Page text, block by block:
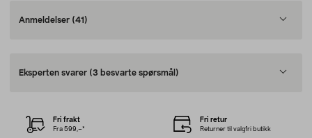
Anmeldelser (41)
Eksperten svarer (3 besvarte spørsmål)
Fri frakt
Fra 599,–*
Fri retur
Returner til valgfri butikk